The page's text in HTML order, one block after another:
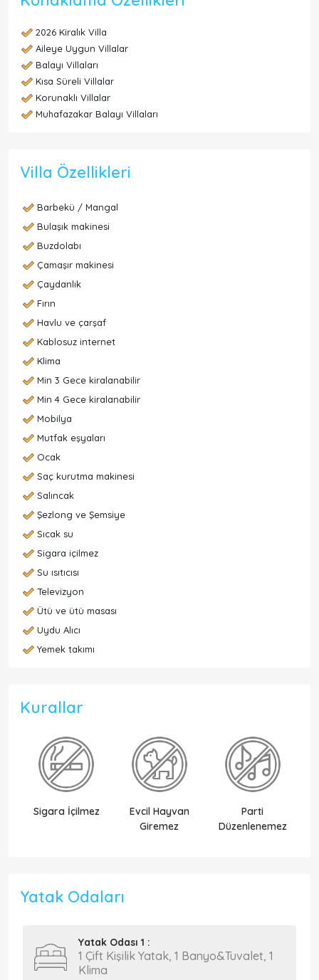
2026 Kiralık Villa
Aileye Uygun Villalar
Balayı Villaları
Kısa Süreli Villalar
Korunaklı Villalar
Muhafazakar Balayı Villaları
Villa Özellikleri
Barbekü / Mangal
Bulaşık makinesi
Buzdolabı
Çamaşır makinesi
Çaydanlık
Fırın
Havlu ve çarşaf
Kablosuz internet
Klima
Min 3 Gece kiralanabilir
Min 4 Gece kiralanabilir
Mobilya
Mutfak eşyaları
Ocak
Saç kurutma makinesi
Salıncak
Şezlong ve Şemsiye
Sıcak su
Sigara içilmez
Su ısıtıcısı
Televizyon
Ütü ve ütü masası
Uydu Alıcı
Yemek takımı
Kurallar
Sigara İçilmez
Evcil Hayvan
Giremez
Parti
Düzenlenemez
Yatak Odaları
Yatak Odası 1 :
1 Çift Kişilik Yatak, 1 Banyo&Tuvalet, 1
Klima